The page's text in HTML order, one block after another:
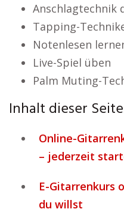
Anschlagtechnik
Tapping-
Notenlesen
Live-Spiel üben
Palm Muting-
Inhalt dieser
Online-
– jederzeit
E-Gitarrenkurs
du willst